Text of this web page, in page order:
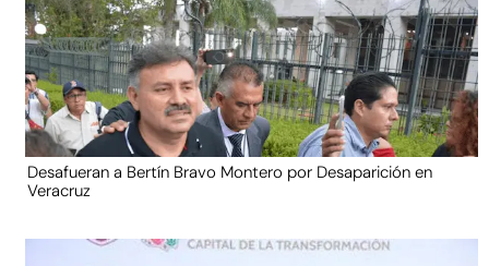
Desafueran a Bertín Bravo Montero por Desaparición en
Veracruz